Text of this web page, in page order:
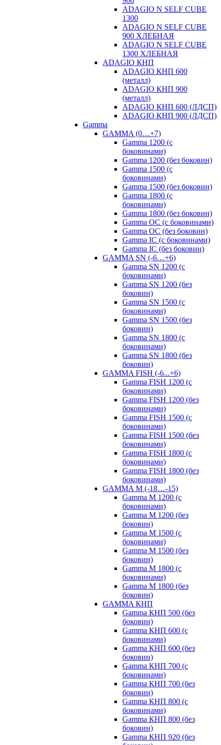
ADAGIO N SELF CUBE
1300
ADAGIO N SELF CUBE
900 ХЛЕБНАЯ
ADAGIO N SELF CUBE
1300 ХЛЕБНАЯ
ADAGIO КНП
ADAGIO КНП 600
(металл)
ADAGIO КНП 900
(металл)
ADAGIO КНП 600 (ЛДСП)
ADAGIO КНП 900 (ЛДСП)
Gamma
GAMMA (0…+7)
Gamma 1200 (с
боковинами)
Gamma 1200 (без боковин)
Gamma 1500 (с
боковинами)
Gamma 1500 (без боковин)
Gamma 1800 (с
боковинами)
Gamma 1800 (без боковин)
Gamma OC (с боковинами)
Gamma OC (без боковин)
Gamma IC (с боковинами)
Gamma IC (без боковин)
GAMMA SN (-6…+6)
Gamma SN 1200 (с
боковинами)
Gamma SN 1200 (без
боковин)
Gamma SN 1500 (с
боковинами)
Gamma SN 1500 (без
боковин)
Gamma SN 1800 (с
боковинами)
Gamma SN 1800 (без
боковин)
GAMMA FISH (-6...+6)
Gamma FISH 1200 (с
боковинами)
Gamma FISH 1200 (без
боковинами)
Gamma FISH 1500 (с
боковинами)
Gamma FISH 1500 (без
боковинами)
Gamma FISH 1800 (с
боковинами)
Gamma FISH 1800 (без
боковинами)
GAMMA M (-18…-15)
Gamma M 1200 (с
боковинами)
Gamma M 1200 (без
боковин)
Gamma M 1500 (с
боковинами)
Gamma M 1500 (без
боковин)
Gamma M 1800 (с
боковинами)
Gamma M 1800 (без
боковин)
GAMMA КНП
Gamma КНП 500 (без
боковин)
Gamma КНП 600 (с
боковинами)
Gamma КНП 600 (без
боковин)
Gamma КНП 700 (с
боковинами)
Gamma КНП 700 (без
боковин)
Gamma КНП 800 (с
боковинами)
Gamma КНП 800 (без
боковин)
Gamma КНП 920 (без